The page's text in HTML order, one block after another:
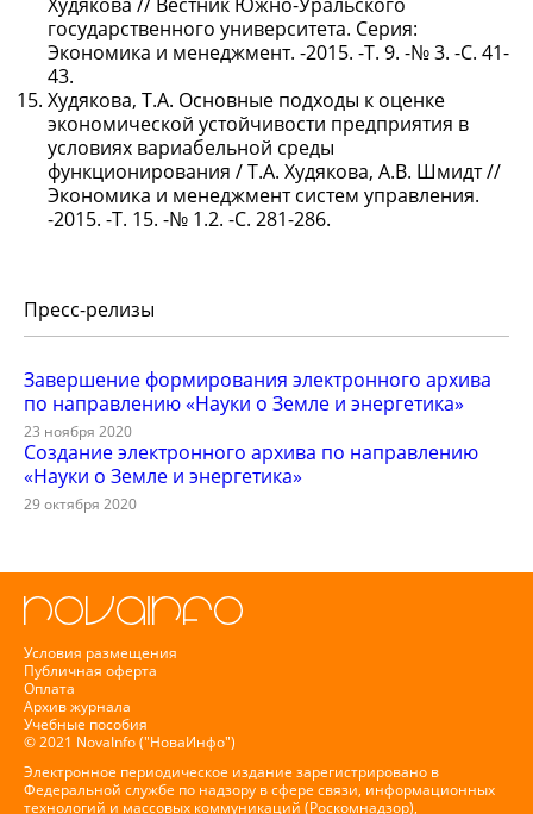
государственного университета. Серия:
Экономика и менеджмент. -2015. -Т. 9. -№ 3. -С. 41-
43.
Худякова, Т.А. Основные подходы к оценке
экономической устойчивости предприятия в
условиях вариабельной среды
функционирования / Т.А. Худякова, А.В. Шмидт //
Экономика и менеджмент систем управления.
-2015. -Т. 15. -№ 1.2. -C. 281-286.
Пресс-релизы
Завершение формирования электронного архива
по направлению «Науки о Земле и энергетика»
23 ноября 2020
Создание электронного архива по направлению
«Науки о Земле и энергетика»
29 октября 2020
Условия размещения
Публичная оферта
Оплата
Архив журнала
Учебные пособия
© 2021 NovaInfo ("НоваИнфо")
Электронное периодическое издание зарегистрировано в
Федеральной службе по надзору в сфере связи, информационных
технологий и массовых коммуникаций (Роскомнадзор),